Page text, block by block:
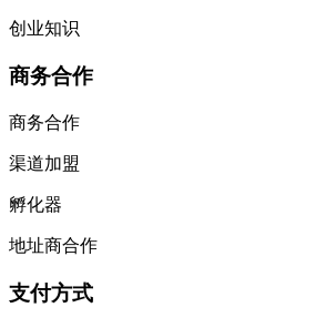
创业知识
商务合作
商务合作
渠道加盟
孵化器
地址商合作
支付方式